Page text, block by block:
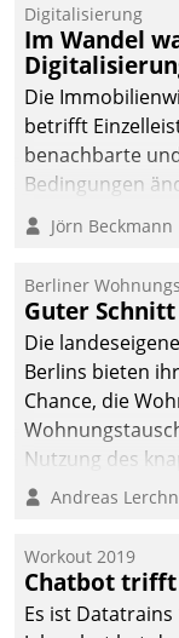
Digitalisierung
Im Wandel
Die
betrifft
benachbarte
Bedingungen
technisch die
fürs Wachsen
Jörn Beckmann
Berliner
Guter
Die
Berlins bieten
Chance, die
Nutzung des
Anwendungsfall
Unternehmen.
Andreas
Workout 2019
Chatbot trifft
Es ist